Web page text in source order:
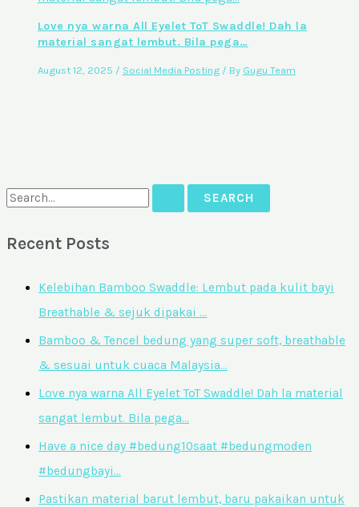
Love nya warna All Eyelet ToT Swaddle! Dah la
material sangat lembut. Bila pega…
August 12, 2025 / Social Media Posting/ By Gugu Team
Recent Posts
Kelebihan Bamboo Swaddle: Lembut pada kulit bayi
Breathable & sejuk dipakai …
Bamboo & Tencel bedung yang super soft, breathable
& sesuai untuk cuaca Malaysia…
Love nya warna All Eyelet ToT Swaddle! Dah la material
sangat lembut. Bila pega…
Have a nice day #bedung10saat #bedungmoden
#bedungbayi…
Pastikan material barut lembut, baru pakaikan untuk